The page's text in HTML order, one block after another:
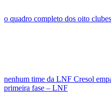
o quadro completo dos oito
nenhum time da LNF Cresol
primeira fase – LNF